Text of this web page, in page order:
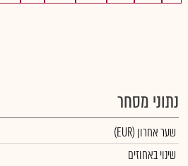
נתוני מסחר
שער אחרון (EUR)
שינוי באחוזים